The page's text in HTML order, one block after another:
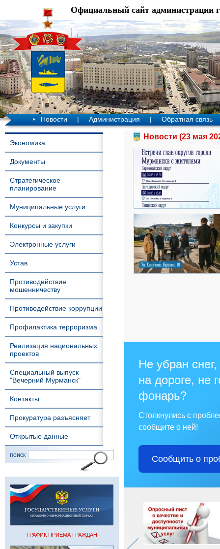
Официальный сайт администрации
Новости | Администрация | Обратная связь
Экономика
Документы
Стратегическое
планирование
Муниципальные услуги
Конкурсы и закупки
Электронные услуги
Устав
Противодействие
мошенничеству
Противодействие коррупции
Профилактика терроризма
Реализация национальных
проектов
Специальный выпуск
"Вечерний Мурманск"
Контакты
Прокуратура разъясняет
Открытые данные
поиск
ГРАФИК ПРИЕМА ГРАЖДАН
Новости (23 мая
Не убран
на дороге, не
фонарь?
Столкнулись с
сообщите о ней!
Сообщить о